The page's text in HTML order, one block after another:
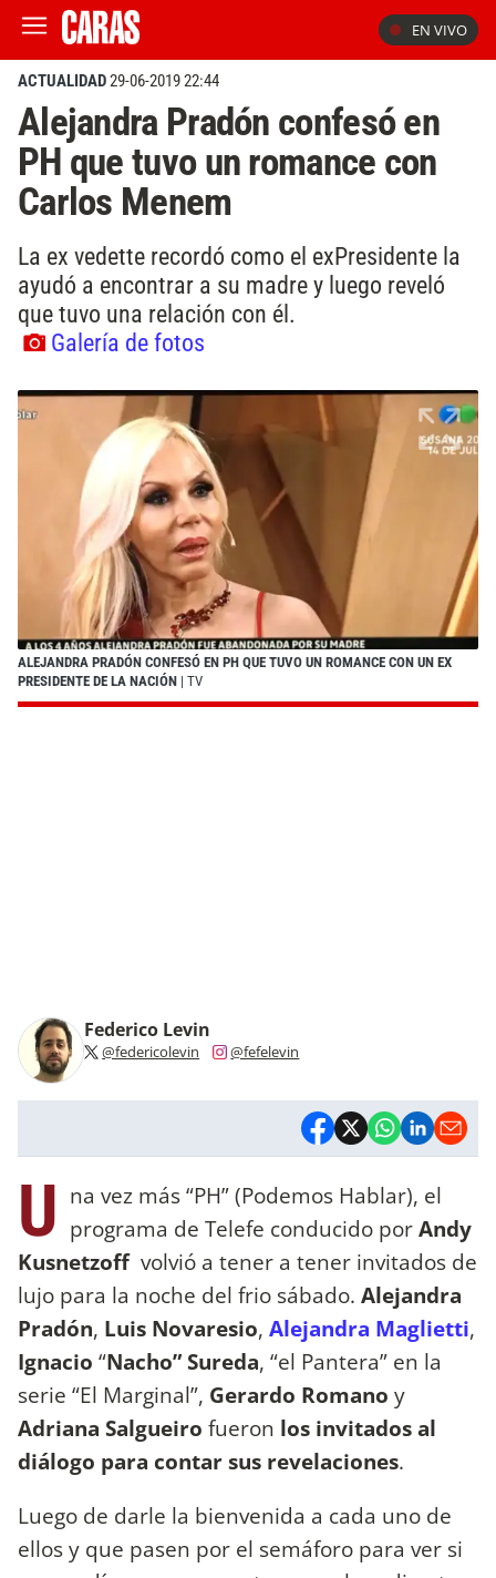
EN VIVO
ACTUALIDAD29-06-2019 22:44
Alejandra Pradón confesó en
PH que tuvo un romance con
Carlos Menem
La ex vedette recordó como el exPresidente la
ayudó a encontrar a su madre y luego reveló
que tuvo una relación con él.
Galería de fotos
ALEJANDRA PRADÓN CONFESÓ EN PH QUE TUVO UN ROMANCE CON UN EX
PRESIDENTE DE LA NACIÓN | TV
Federico Levin
@federicolevin @fefelevin
U na vez más “PH” (Podemos Hablar), el
programa de Telefe conducido porAndy
Kusnetzoffvolvió a tener a tener invitados de
lujo para la noche del frio sábado. Alejandra
Pradón, Luis Novaresio, Alejandra Maglietti,
Ignacio “Nacho” Sureda, “el Pantera” en la
serie “El Marginal”, Gerardo Romano y
Adriana Salgueiro fueron los invitados al
diálogo para contar sus revelaciones.
Luego de darle la bienvenida a cada uno de
ellos y que pasen por el semáforo para ver si